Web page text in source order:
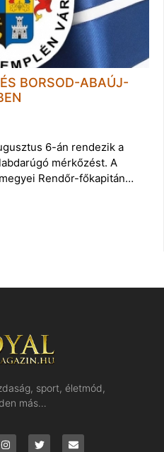
BORSOD-ABAÚJ-
6-án rendezik a
mérkőzést. A
Rendőr-főkapitán…
sport, életmód,
más…